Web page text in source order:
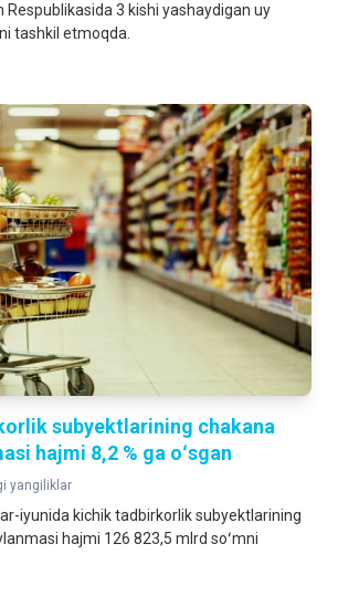
Respublikasida 3 kishi yashaydigan uy
tashkil etmoqda.
subyektlarining chakana
hajmi 8,2 % ga oʻsgan
yangiliklar
iyunida kichik tadbirkorlik subyektlarining
hajmi 126 823,5 mlrd soʻmni